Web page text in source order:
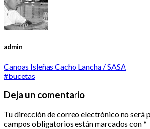
admin
Canoas Isleñas Cacho Lancha / SASA
#bucetas
Deja un comentario
Tu dirección de correo electrónico no será
campos obligatorios están marcados con*